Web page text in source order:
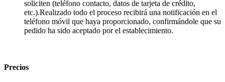
soliciten (teléfono contacto, datos de tarjeta de crédito,
etc.).Realizado todo el proceso recibirá una notificación en el
teléfono móvil que haya proporcionado, confirmándole que su
pedido ha sido aceptado por el establecimiento.
Precios